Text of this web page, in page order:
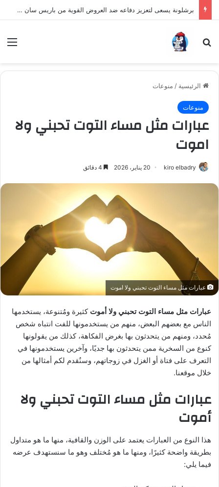
برشلونة يسعى لتعزيز دفاعه ضد العروض القوية من باريس سان جيرمان لنجم الأرجنتين
بحث عن
الرئيسية / منوعات
منوعات
عبارات مثل مساء التوت تحبني ولا
اموت
kiro elbadry 20 يناير، 2026
عبارات مثل مساء التوت تحبني ولا اموت
عبارات مثل مساء التوت تحبني ولا أموت كثيرة ومُتنوعة، يستخدمها
الناس مع بعضهم البعض، منهم من يستخدمونها للفت انتباه شخص
مُحدد، ومنهم من يتحدثون بها بغرض الفكاهة، كذلك من يقولونها
كنوع من السخرية ممن يتحدثون بها جديًا، وآخرين يستخدمونها في
التعرف على فتاة أو الغزل في زوجاتهم، وسنُقدم لكم أمثالها من
خلال موقعنا.
عبارات مثل مساء التوت تحبني ولا
أموت
هذا النوع من العبارات يعتمد على الوزن والقافية، منها ما هو متداول
بطريقة واضحة كثيرًا، ومنها ما هو مُختلف وهو ما سنستهدف عرضه
فيما يلي: